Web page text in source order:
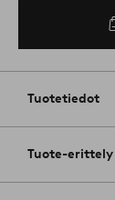
Tuotetiedot
Tuote-erittely